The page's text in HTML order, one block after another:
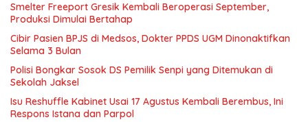
Smelter Freeport Gresik Kembali Beroperasi September,
Produksi Dimulai Bertahap
Cibir Pasien BPJS di Medsos, Dokter PPDS UGM Dinonaktifkan
Selama 3 Bulan
Polisi Bongkar Sosok DS Pemilik Senpi yang Ditemukan di
Sekolah Jaksel
Isu Reshuffle Kabinet Usai 17 Agustus Kembali Berembus, Ini
Respons Istana dan Parpol